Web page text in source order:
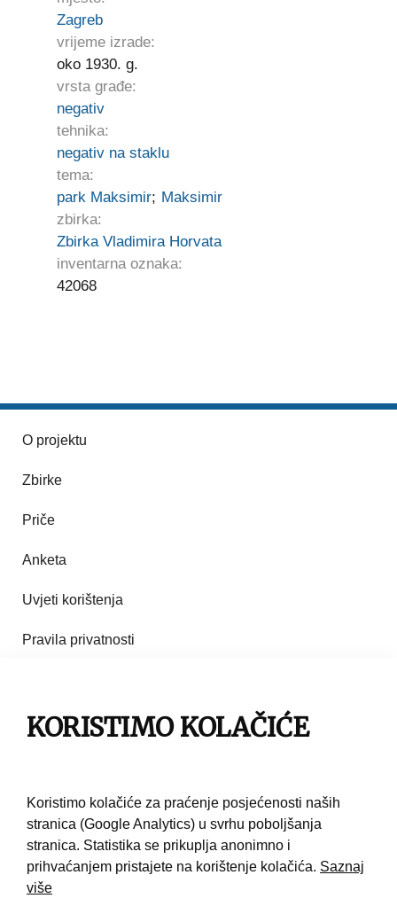
Zagreb
vrijeme izrade:
oko 1930. g.
vrsta građe:
negativ
tehnika:
negativ na staklu
tema:
park Maksimir; Maksimir
zbirka:
Zbirka Vladimira Horvata
inventarna oznaka:
42068
O projektu
Zbirke
Priče
Anketa
Uvjeti korištenja
Pravila privatnosti
Pravila korištenja
KORISTIMO KOLAČIĆE
Koristimo kolačiće za praćenje posjećenosti naših
stranica (Google Analytics) u svrhu poboljšanja
stranica. Statistika se prikuplja anonimno i
prihvaćanjem pristajete na korištenje kolačića. Saznaj
više